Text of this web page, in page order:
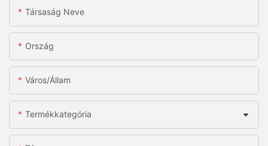
Társaság Neve
Ország
Város/állam
Termékkategória